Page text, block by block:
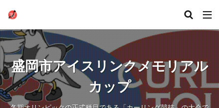
盛岡市アイスリンクメモリアル
カップ